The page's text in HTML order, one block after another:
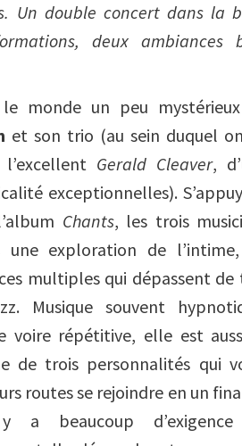
Un double concert dans la
deux ambiances
monde un peu
et son trio (au sein duquel
Gerald Cleaver,
exceptionnelles).
Chants, les trois
exploration de
multiples qui dépassent de
Musique souvent
voire répétitive, elle est
de trois personnalités qui
routes se rejoindre en un
beaucoup